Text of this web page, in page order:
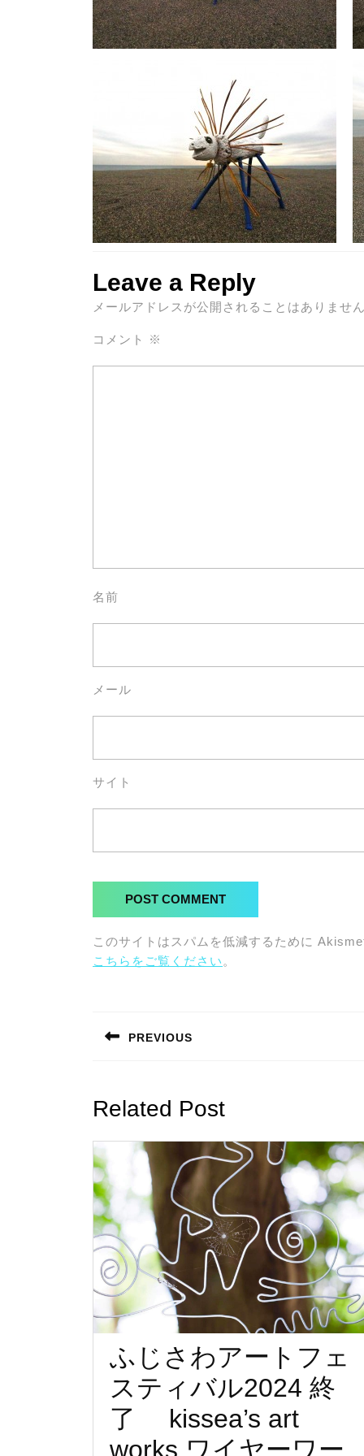
Leave a Reply
メールアドレスが公開されることはありませ
コメント ※
名前
メール
サイト
このサイトはスパムを低減するために
こちらをご覧ください 。
稿
ゲ
ー
シ
ョ
ン
PREVIOUS
Related Post
ふじさわアートフェ
スティバル2024 終
了 kissea’s art
works ワイヤーワー